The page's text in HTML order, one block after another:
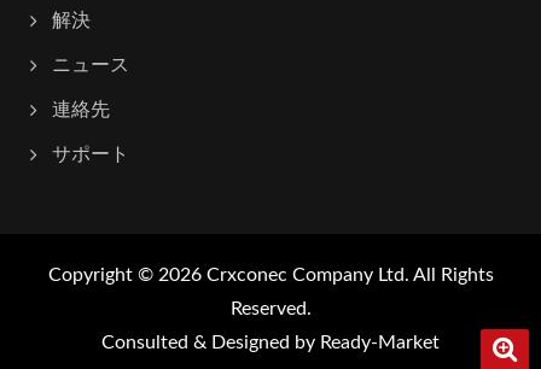
解決
ニュース
連絡先
サポート
Copyright © 2026 Crxconec Company Ltd. All Rights
Reserved.
Consulted & Designed by Ready-Market